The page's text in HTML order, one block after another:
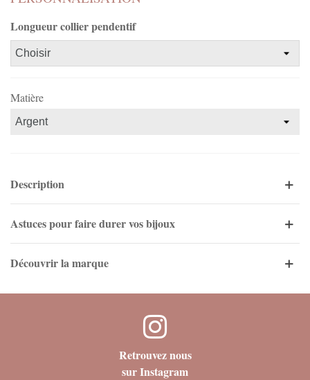
Longueur collier pendentif
Matière
Description
Astuces pour faire durer vos bijoux
Découvrir la marque
Retrouvez nous
sur Instagram